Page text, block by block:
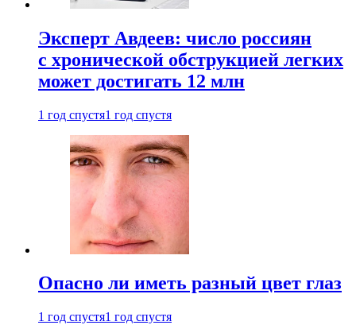
Эксперт Авдеев: число россиян
с хронической обструкцией легких
может достигать 12 млн
1 год спустя1 год спустя
Опасно ли иметь разный цвет глаз
1 год спустя1 год спустя